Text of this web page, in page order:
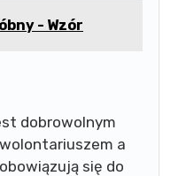
- Wzór
dobrowolnym
a
się do